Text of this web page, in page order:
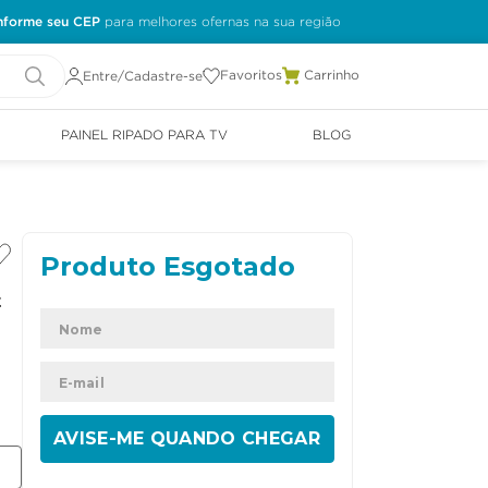
seu CEP
Entre/Cadastre-se Favoritos
PAINEL RIPADO PARA TV BLOG
ENVIAR